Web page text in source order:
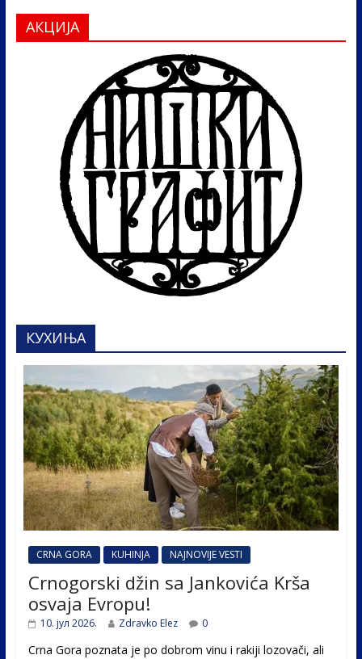
АКЦИЈА
КУХИЊА
CRNA GORA KUHINJA NAJNOVIJE VESTI
Crnogorski džin sa Jankovića Krša
osvaja Evropu!
10. јул 2026. Zdravko Elez 0
Crna Gora poznata je po dobrom vinu i rakiji lozovači, ali